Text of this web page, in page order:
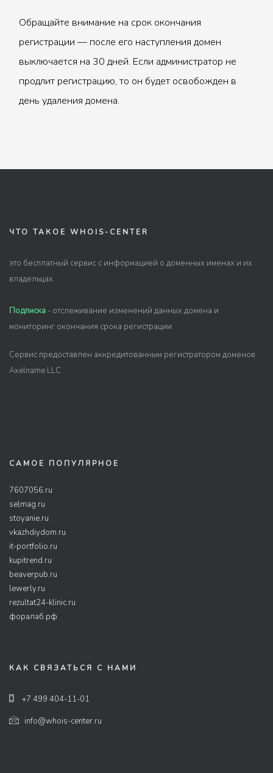
Обращайте внимание на срок окончания
регистрации — после его наступления домен
выключается на 30 дней. Если администратор не
продлит регистрацию, то он будет освобожден в
день удаления домена.
ЧТО ТАКОЕ WHOIS-CENTER
это бесплатный сервис с информацией о доменных именах и их
владельцах.
Подписка - отслеживание изменений данных домена и
мониторинг окончания срока регистрации.
Сервис предоставлен аккредитованным регистратором доменов
Axelname LLC
САМОЕ ПОПУЛЯРНОЕ
7607056.ru
selmag.ru
stoyanie.ru
vkazhdiydom.ru
it-portfolio.ru
kupitrend.ru
beaverpub.ru
lewerly.ru
rezultat24-klinic.ru
форалаб.рф
КАК СВЯЗАТЬСЯ С НАМИ
+7 499 404-11-01
info@whois-center.ru